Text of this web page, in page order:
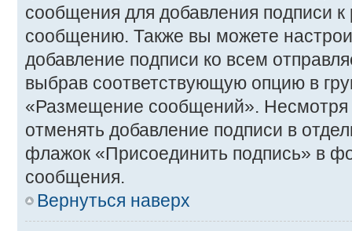
сообщения для добавления подписи
сообщению. Также вы можете
добавление подписи ко всем
выбрав соответствующую опцию в
«Размещение сообщений». Несмотря
отменять добавление подписи в
флажок «Присоединить подпись» в
сообщения.
Вернуться наверх